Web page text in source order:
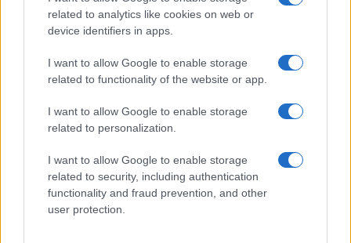
related to analytics like cookies on web or
device identifiers in apps.
I want to allow Google to enable storage
related to functionality of the website or app.
I want to allow Google to enable storage
related to personalization.
I want to allow Google to enable storage
related to security, including authentication
functionality and fraud prevention, and other
user protection.
miliardi di dosi di un preparato sperimentale che
non immunizza ma i cui effetti maligni si
risolvono negandoli.
Che cosa vuole questo microcosmo o lobby
gender che più la negano e più sta ovunque, nei
media, nella politica, nella finanza e ogni mattina
trova nuovi modi per scavare il pozzo della
demenza? È semplice, vogliono un mondo a loro
dimensione e sotto il loro controllo